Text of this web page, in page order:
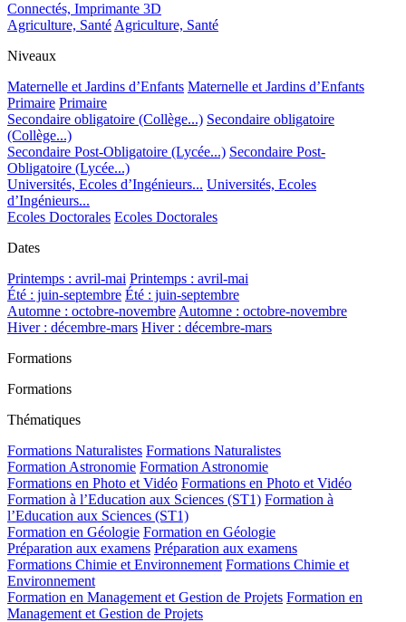
Connectés, Imprimante 3D
Agriculture, Santé Agriculture, Santé
Niveaux
Maternelle et Jardins d’Enfants Maternelle et Jardins d’Enfants
Primaire Primaire
Secondaire obligatoire (Collège...) Secondaire obligatoire
(Collège...)
Secondaire Post-Obligatoire (Lycée...) Secondaire Post-
Obligatoire (Lycée...)
Universités, Ecoles d’Ingénieurs... Universités, Ecoles
d’Ingénieurs...
Ecoles Doctorales Ecoles Doctorales
Dates
Printemps : avril-mai Printemps : avril-mai
Été : juin-septembre Été : juin-septembre
Automne : octobre-novembre Automne : octobre-novembre
Hiver : décembre-mars Hiver : décembre-mars
Formations
Formations
Thématiques
Formations Naturalistes Formations Naturalistes
Formation Astronomie Formation Astronomie
Formations en Photo et Vidéo Formations en Photo et Vidéo
Formation à l’Education aux Sciences (ST1) Formation à
l’Education aux Sciences (ST1)
Formation en Géologie Formation en Géologie
Préparation aux examens Préparation aux examens
Formations Chimie et Environnement Formations Chimie et
Environnement
Formation en Management et Gestion de Projets Formation en
Management et Gestion de Projets